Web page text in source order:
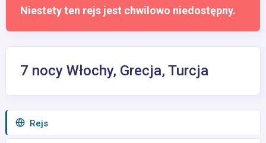
Niestety ten rejs jest chwilowo niedostępny.
7 nocy Włochy, Grecja, Turcja
Rejs